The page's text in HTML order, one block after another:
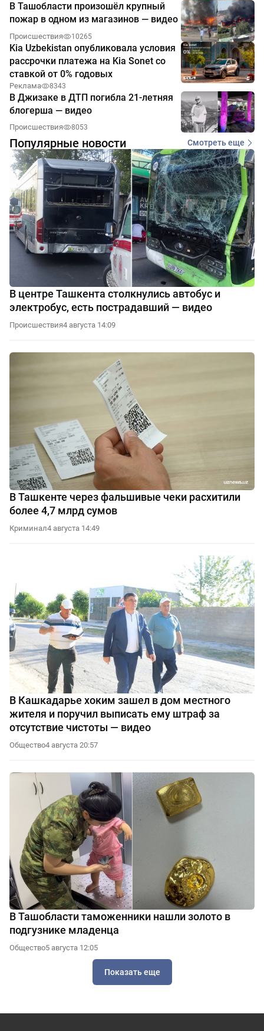
В Ташобласти произошёл крупный
пожар в одном из магазинов — видео
Происшествия 10265
Kia Uzbekistan опубликовала условия
рассрочки платежа на Kia Sonet со
ставкой от 0% годовых
Реклама 8343
В Джизаке в ДТП погибла 21-летняя
блогерша — видео
Происшествия 8053
Популярные новости Смотреть еще
В центре Ташкента столкнулись автобус и
электробус, есть пострадавший — видео
Происшествия4 августа 14:09
В Ташкенте через фальшивые чеки расхитили
более 4,7 млрд сумов
Криминал4 августа 14:49
В Кашкадарье хоким зашел в дом местного
жителя и поручил выписать ему штраф за
отсутствие чистоты — видео
Общество4 августа 20:57
В Ташобласти таможенники нашли золото в
подгузнике младенца
Общество5 августа 12:05
Показать еще